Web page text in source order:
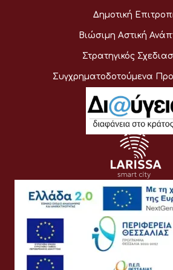
Δημοτική
Βιώσιμη Αστική
Στρατηγικός
Συγχρηματοδοτούμενα